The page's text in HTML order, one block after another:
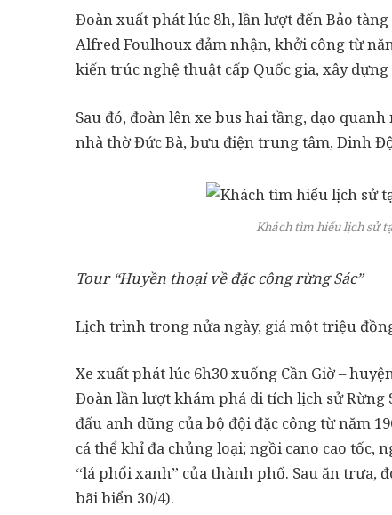
Đoàn xuất phát lúc 8h, lần lượt đến Bảo
Alfred Foulhoux đảm nhận, khởi công từ
kiến trúc nghệ thuật cấp Quốc gia, xây dựng
Sau đó, đoàn lên xe bus hai tầng, dạo
nhà thờ Đức Bà, bưu điện trung tâm, Dinh
Khách tìm hiểu lịch sử
Tour “Huyền thoại về đặc công rừng Sác”
Lịch trình trong nửa ngày, giá một triệu
Xe xuất phát lúc 6h30 xuống Cần Giờ –
Đoàn lần lượt khám phá di tích lịch sử Rừng
đấu anh dũng của bộ đội đặc công từ năm
cá thể khỉ đa chủng loại; ngồi cano cao
“lá phổi xanh” của thành phố. Sau ăn trưa,
bãi biển 30/4).